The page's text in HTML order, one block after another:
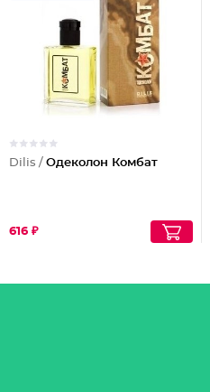
Dilis / Одеколон Комбат
616 ₽